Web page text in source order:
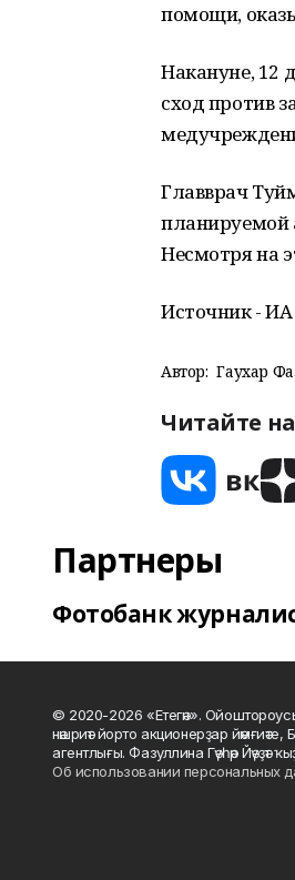
помощи,
Накануне, 12
сход против
Главврач
планируемой
Несмотря на
Источник -
Автор: Гаухар
Читайте
Партнеры
Фотобанк
© 2020-2026 «Етегән».
нәшриәт йорто акционерҙар
агентлығы. Фазуллина Гәүһәр Йәүҙәт
Об использовании персональных